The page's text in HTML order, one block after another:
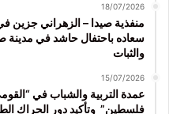
18/07/2026
منفذية صيدا – الزهراني جزين
سعاده باحتفال حاشد في مدينة
والثبات
15/07/2026
عمدة التربية والشباب في
فلسطين” وتأكيد دور الحراك